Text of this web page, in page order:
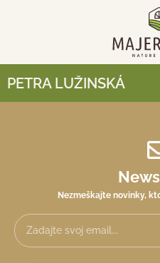
PETRA LUŽINSKÁ
Nezmeškajte novinky,